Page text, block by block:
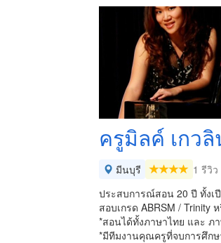
ครูมิลค์ เกวลิ
มีนบุรี
1 รีวิว
ประสบการณ์สอน 20 ปี ทั้งเ
สอบเกรด ABRSM /
*สอนได้ทั้งภาษาไทย และ ภ
*มีทีมงานคุณครูที่จบการศึก